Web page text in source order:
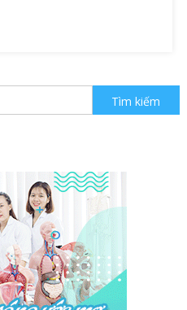
Tìm kiếm cho: